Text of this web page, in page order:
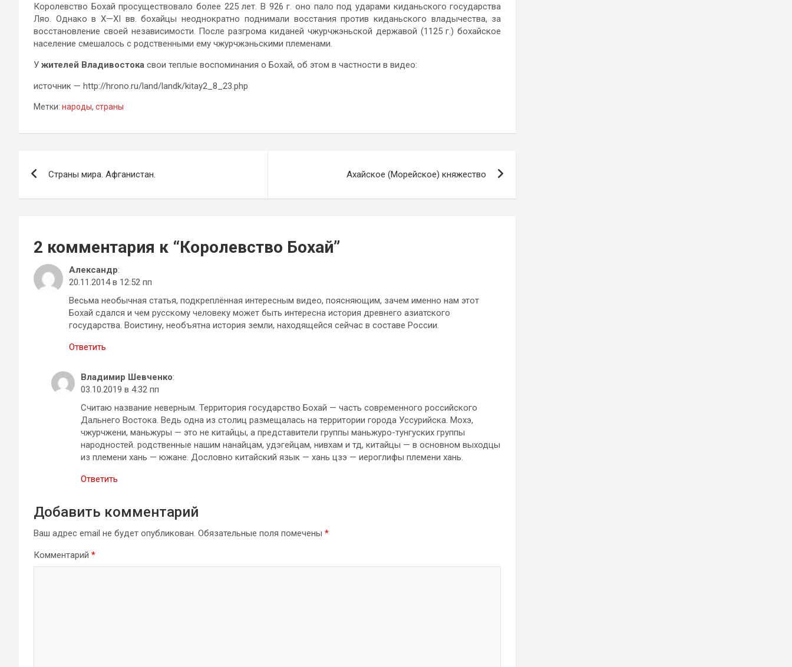
Королевство Бохай просуществовало более 225 лет. В 926 г. оно пало под ударами киданьского государства
Ляо. Однако в X—XI вв. бохайцы неоднократно поднимали восстания против киданьского владычества, за
восстановление своей независимости. После разгрома киданей чжурчжэньской державой (1125 г.) бохайское
население смешалось с родственными ему чжурчжэньскими племенами.
У жителей Владивостока свои теплые воспоминания о Бохай, об этом в частности в видео:
источник — http://hrono.ru/land/landk/kitay2_8_23.php
Метки: народы, страны
Страны мира. Афганистан. Ахайское (Морейское) княжество
2 комментария к “Королевство Бохай”
Александр:
20.11.2014 в 12:52 пп
Весьма необычная статья, подкреплённая интересным видео, поясняющим, зачем именно нам этот
Бохай сдался и чем русскому человеку может быть интересна история древнего азиатского
государства. Воистину, необъятна история земли, находящейся сейчас в составе России.
Ответить
Владимир Шевченко:
03.10.2019 в 4:32 пп
Считаю название неверным. Территория государство Бохай — часть современного российского
Дальнего Востока. Ведь одна из столиц размещалась на территории города Уссурийска. Мохэ,
чжурчжени, маньжуры — это не китайцы, а представители группы маньжуро-тунгуских группы
народностей. родственные нашим нанайцам, удэгейцам, нивхам и тд, китайцы — в основном выходцы
из племени хань — южане. Дословно китайский язык — хань цзэ — иероглифы племени хань.
Ответить
Добавить комментарий
Ваш адрес email не будет опубликован. Обязательные поля помечены *
Комментарий *